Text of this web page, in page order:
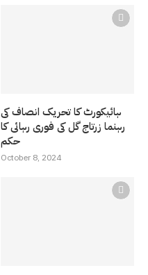
ہائیکورٹ کا تحریک انصاف کی
رہنما زرتاج گل کی فوری رہائی کا
حکم
October 8, 2024